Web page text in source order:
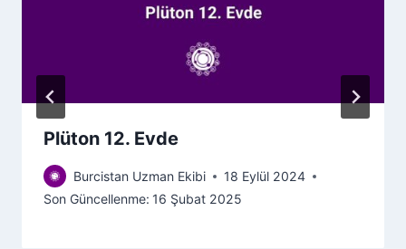
Plüton 12. Evde
Burcistan Uzman Ekibi
18 Eylül 2024
Son Güncellenme: 16 Şubat 2025